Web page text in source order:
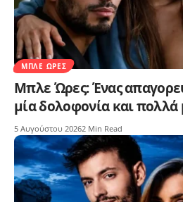
ΜΠΛΕ ΏΡΕΣ
Μπλε Ώρες: Ένας
μία δολοφονία και πολλά
5 Αυγούστου 20262 Min Read